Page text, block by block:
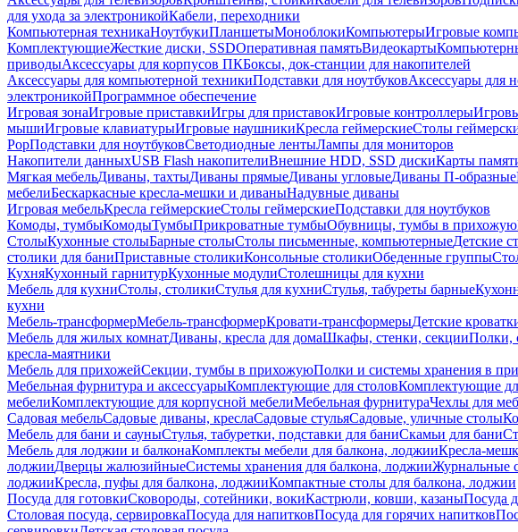
для ухода за электроникойКабели, переходники
Компьютерная техникаНоутбукиПланшетыМоноблокиКомпьютерыИгровые
КомплектующиеЖесткие диски, SSDОперативная памятьВидеокарты
приводыАксессуары для корпусов ПКБоксы, док-станции для накопителей
Аксессуары для компьютерной техникиПодставки для ноутбуковАксессуары для
электроникойПрограммное обеспечение
Игровая зонаИгровые приставкиИгры для приставокИгровые контроллеры
мышиИгровые клавиатурыИгровые наушникиКресла геймерскиеСтолы
PopПодставки для ноутбуковСветодиодные лентыЛампы для мониторов
Накопители данныхUSB Flash накопителиВнешние HDD, SSD дискиКарты
Мягкая мебельДиваны, тахтыДиваны прямыеДиваны угловыеДиваны П-образные
мебелиБескаркасные кресла-мешки и диваныНадувные диваны
Игровая мебельКресла геймерскиеСтолы геймерскиеПодставки для ноутбуков
Комоды, тумбыКомодыТумбыПрикроватные тумбыОбувницы, тумбы в прихожую
СтолыКухонные столыБарные столыСтолы письменные, компьютерныеДетские
столики для баниПриставные столикиКонсольные столикиОбеденные группы
КухняКухонный гарнитурКухонные модулиСтолешницы для кухни
Мебель для кухниСтолы, столикиСтулья для кухниСтулья, табуреты барные
кухни
Мебель-трансформерМебель-трансформерКровати-трансформерыДетские
Мебель для жилых комнатДиваны, кресла для домаШкафы, стенки, секцииПолки,
кресла-маятники
Мебель для прихожейСекции, тумбы в прихожуюПолки и системы хранения в
Мебельная фурнитура и аксессуарыКомплектующие для столовКомплектующие
мебелиКомплектующие для корпусной мебелиМебельная фурнитураЧехлы для
Садовая мебельСадовые диваны, креслаСадовые стульяСадовые, уличные столы
Мебель для бани и сауныСтулья, табуретки, подставки для баниСкамьи для бани
Мебель для лоджии и балконаКомплекты мебели для балкона, лоджииКресла-
лоджииДверцы жалюзийныеСистемы хранения для балкона, лоджииЖурнальные
лоджииКресла, пуфы для балкона, лоджииКомпактные столы для балкона, лоджии
Посуда для готовкиСковороды, сотейники, вокиКастрюли, ковши, казаныПосуда
Столовая посуда, сервировкаПосуда для напитковПосуда для горячих напитков